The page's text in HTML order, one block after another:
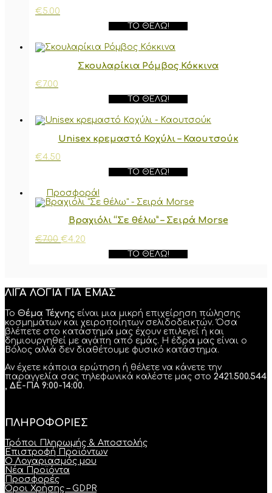
€5.00
ΤΟ ΘΈΛΩ!
Σκουλαρίκια Ρόμβος Κόκκινα
€ 7.00
ΤΟ ΘΈΛΩ!
Unisex κρεμαστό Κοχύλι – Καουτσούκ
€4.50
ΤΟ ΘΈΛΩ!
Προσφορά!
Βραχιόλι “Σε θέλω” – Σειρά Morse
€7.00 Original
€4.20
ΤΟ ΘΈΛΩ!
ΛΙΓΑ ΛΟΓΙΑ ΓΙΑ ΕΜΑΣ
Το Θέμα Τέχνης είναι μια μικρή επιχείρηση πώλησης
κοσμημάτων και χειροποίητων σελιδοδεικτών. Όσα
βλέπετε στο κατάστημά μας έχουν επιλεγεί ή και
δημιουργηθεί με αγάπη από εμάς. Η έδρα μας είναι ο
Βόλος αλλά δεν διαθέτουμε φυσικό κατάστημα.
Αν έχετε κάποια ερώτηση ή θέλετε να κάνετε την
παραγγελία σας τηλεφωνικά καλέστε μας στο 2421.500.544
, ΔΕ-ΠΑ 9:00-14:00.
ΠΛΗΡΟΦΟΡΙΕΣ
Τρόποι Πληρωμής & Αποστολής
Επιστροφή Προϊόντων
Ο Λογαριασμός μου
Νέα Προϊόντα
Προσφορές
Όροι Χρήσης – GDPR